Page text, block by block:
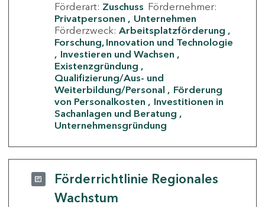
Förderart: Zuschuss Fördernehmer:
Privatpersonen
Unternehmen
Förderzweck: Arbeitsplatzförderung
Forschung, Innovation und Technologie
Investieren und Wachsen
Existenzgründung
Qualifizierung/Aus- und
Weiterbildung/Personal
Förderung
von Personalkosten
Investitionen in
Sachanlagen und Beratung
Unternehmensgründung
Förderrichtlinie Regionales
Wachstum